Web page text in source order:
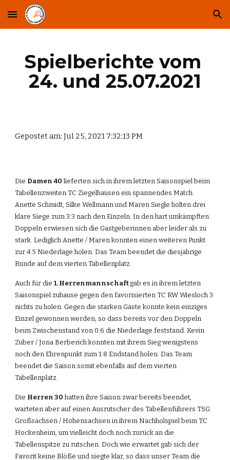
Skip to main content Skip to navigation
Spielberichte vom
24. und 25.07.2021
Gepostet am: Jul 25, 2021 7:32:13 PM
Die Damen 40 lieferten sich in ihrem letzten Saisonspiel beim
Tabellenzweiten TC Ziegelhausen ein spannendes Match.
Anette Schmidt, Silke Wellmann und Maren Siegle holten drei
klare Siege zum 3:3 nach den Einzeln. In den hart umkämpften
Doppeln erwiesen sich die Gastgeberinnen aber leider als zu
stark. Lediglich Anette / Maren konnten einen weiteren Punkt
zur 4:5 Niederlage holen. Das Team beendet die diesjährige
Runde auf dem vierten Tabellenplatz.
Auch für die 1. Herrenmannschaft gab es in ihrem letzten
Saisonspiel zuhause gegen den favorisierten TC RW Wiesloch 3
nichts zu holen. Gegen die starken Gäste konnte kein einziges
Einzel gewonnen werden, so dass bereits vor den Doppeln
beim Zwischenstand von 0:6 die Niederlage feststand. Kevin
Zuber / Jona Berberich konnten mit ihrem Sieg wenigstens
noch den Ehrenpunkt zum 1:8 Endstand holen. Das Team
beendet die Saison somit ebenfalls auf dem vierten
Tabellenplatz.
Die Herren 30 hatten ihre Saison zwar bereits beendet,
warteten aber auf einen Ausrutscher des Tabellenführers TSG
Großsachsen / Hohensachsen in ihrem Nachholspiel beim TC
Hockenheim, um vielleicht doch noch zurück an die
Tabellenspitze zu rutschen. Doch wie erwartet gab sich der
Favorit keine Blöße und siegte klar, so dass unser Team die